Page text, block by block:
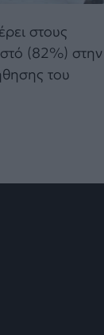
στους
(82%) στην
του